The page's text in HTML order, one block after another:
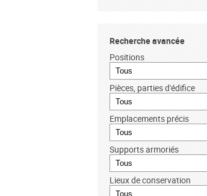
Recherche avancée
Positions
Pièces, parties d'édifice
Emplacements précis
Supports armoriés
Lieux de conservation